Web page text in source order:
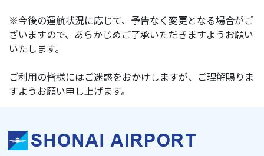
※今後の運航状況に応じて、予告なく変更となる場合がご
ざいますので、あらかじめご了承いただきますようお願い
いたします。
ご利用の皆様にはご迷惑をおかけしますが、ご理解賜りま
すようお願い申し上げます。